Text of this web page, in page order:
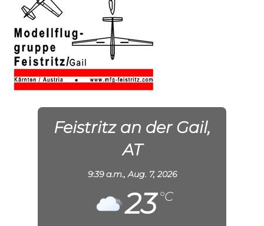
Feistritz an der Gail,
AT
9:39 a.m.,Aug. 7, 2026
23 °C